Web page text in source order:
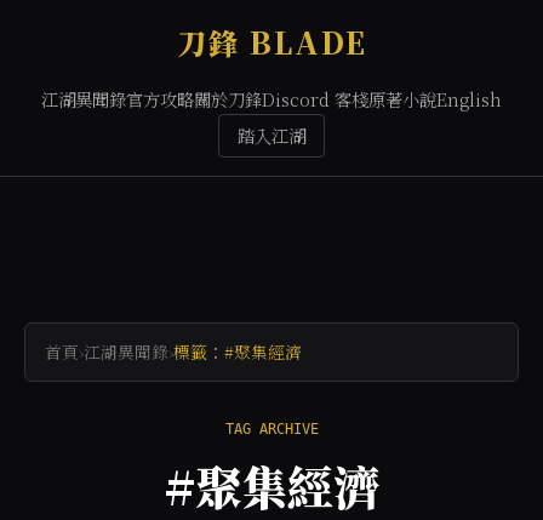
刀鋒 BLADE
江湖異聞錄官方攻略關於刀鋒Discord 客棧原著小說English
踏入江湖
首頁›江湖異聞錄›標籤：#聚集經濟
TAG ARCHIVE
#聚集經濟